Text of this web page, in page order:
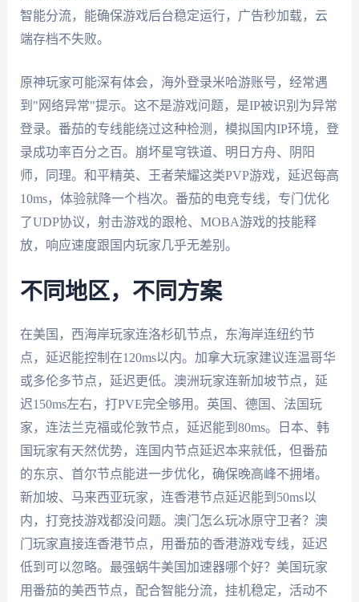
智能分流，能确保游戏后台稳定运行，广告秒加载，云
端存档不失败。
原神玩家可能深有体会，海外登录米哈游账号，经常遇
到"网络异常"提示。这不是游戏问题，是IP被识别为异常
登录。番茄的专线能绕过这种检测，模拟国内IP环境，登
录成功率百分之百。崩坏星穹铁道、明日方舟、阴阳
师，同理。和平精英、王者荣耀这类PVP游戏，延迟每高
10ms，体验就降一个档次。番茄的电竞专线，专门优化
了UDP协议，射击游戏的跟枪、MOBA游戏的技能释
放，响应速度跟国内玩家几乎无差别。
不同地区，不同方案
在美国，西海岸玩家连洛杉矶节点，东海岸连纽约节
点，延迟能控制在120ms以内。加拿大玩家建议连温哥华
或多伦多节点，延迟更低。澳洲玩家连新加坡节点，延
迟150ms左右，打PVE完全够用。英国、德国、法国玩
家，连法兰克福或伦敦节点，延迟能到80ms。日本、韩
国玩家有天然优势，连国内节点延迟本来就低，但番茄
的东京、首尔节点能进一步优化，确保晚高峰不拥堵。
新加坡、马来西亚玩家，连香港节点延迟能到50ms以
内，打竞技游戏都没问题。澳门怎么玩冰原守卫者？澳
门玩家直接连香港节点，用番茄的香港游戏专线，延迟
低到可以忽略。最强蜗牛美国加速器哪个好？美国玩家
用番茄的美西节点，配合智能分流，挂机稳定，活动不